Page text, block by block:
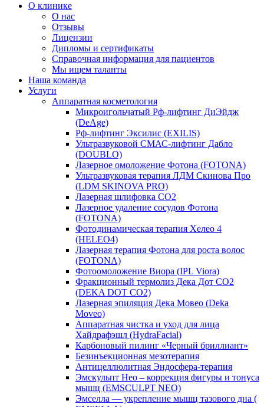
О клинике
О нас
Отзывы
Лицензии
Дипломы и сертификаты
Справочная информация для пациентов
Мы ищем таланты
Наша команда
Услуги
Аппаратная косметология
Микроигольчатый Рф-лифтинг ДиЭйдж
(DeAge)
Рф-лифтинг Эксилис (EXILIS)
Ультразвуковой СМАС-лифтинг Дабло
(DOUBLO)
Лазерное омоложение Фотона (FOTONA)
Ультразвуковая терапия ЛДМ Скинова Про
(LDM SKINOVA PRO)
Лазерная шлифовка CO2
Лазерное удаление сосудов Фотона
(FOTONA)
Фотодинамическая терапия Хелео 4
(HELEO4)
Лазерная терапия Фотона для роста волос
(FOTONA)
Фотоомоложение Виора (IPL Viora)
Фракционный термолиз Дека Дот СО2
(DEKA DOT CO2)
Лазерная эпиляция Дека Мовео (Deka
Moveo)
Аппаратная чистка и уход для лица
Хайдрафэшл (HydraFacial)
Карбоновый пилинг «Черный бриллиант»
Безинъекционная мезотерапия
Антицеллюлитная Эндосфера-терапия
Эмскульпт Нео – коррекция фигуры и тонуса
мышц (EMSCULPT NEO)
Эмселла — укрепление мышц тазового дна (